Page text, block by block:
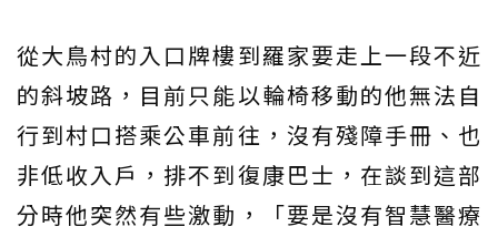
從大鳥村的入口牌樓到羅家要走上一段不近
的斜坡路，目前只能以輪椅移動的他無法自
行到村口搭乘公車前往，沒有殘障手冊、也
非低收入戶，排不到復康巴士，在談到這部
分時他突然有些激動，「要是沒有智慧醫療